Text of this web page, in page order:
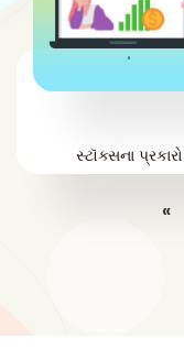
'
સ્ટૉક્સના પ્રકારો
«